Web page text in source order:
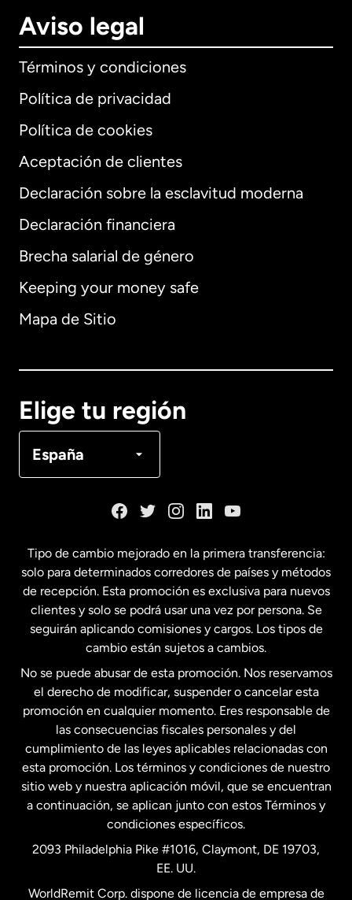
Aviso legal
Términos y condiciones
Política de privacidad
Política de cookies
Aceptación de clientes
Declaración sobre la esclavitud moderna
Declaración financiera
Brecha salarial de género
Keeping your money safe
Mapa de Sitio
Elige tu región
España
Internacional English
Alemania
Français
Estados Unidos English
Estados Unidos Español
Francia
Malasia
Nueva Zelanda
Países Bajos
Tipo de cambio mejorado en la primera transferencia:
solo para determinados corredores de países y métodos
de recepción. Esta promoción es exclusiva para nuevos
clientes y solo se podrá usar una vez por persona. Se
seguirán aplicando comisiones y cargos. Los tipos de
cambio están sujetos a cambios.
No se puede abusar de esta promoción. Nos reservamos
el derecho de modificar, suspender o cancelar esta
promoción en cualquier momento. Eres responsable de
las consecuencias fiscales personales y del
cumplimiento de las leyes aplicables relacionadas con
esta promoción. Los términos y condiciones de nuestro
sitio web y nuestra aplicación móvil, que se encuentran
a continuación, se aplican junto con estos Términos y
condiciones específicos.
2093 Philadelphia Pike #1016, Claymont, DE 19703,
EE. UU.
WorldRemit Corp. dispone de licencia de empresa de